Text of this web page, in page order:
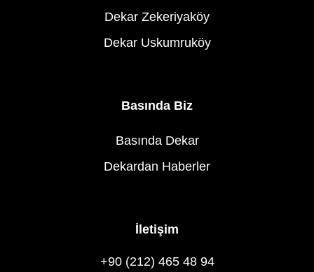
Dekar Zekeriyaköy
Dekar Uskumruköy
Basında Biz
Basında Dekar
Dekardan Haberler
İletişim
+90 (212) 465 48 94